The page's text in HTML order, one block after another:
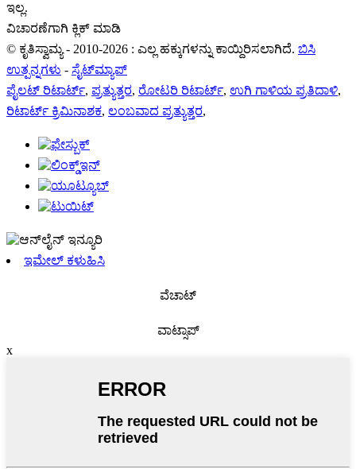
ಇಲ್ಲ.
ವಿಚಾರಣೆಗಾಗಿ ಕ್ಲಿಕ್ ಮಾಡಿ
© ಕೃತಿಸ್ವಾಮ್ಯ - 2010-2026 : ಎಲ್ಲ ಹಕ್ಕುಗಳನ್ನು ಕಾಯ್ದಿರಿಸಲಾಗಿದೆ. ಬಿಸಿ
ಉತ್ಪನ್ನಗಳು - ಸೈಟ್‌ಮ್ಯಾಪ್
ಪೈಲಟ್ ರಿಟಾರ್ಟ್, ಪ್ರತ್ಯುತ್ತರ, ರೋಟರಿ ರಿಟಾರ್ಟ್, ಉಗಿ ಗಾಳಿಯ ಪ್ರತಿದಾಳಿ,
ರಿಟಾರ್ಟ್ ಕ್ರಿಮಿನಾಶಕ, ಲಂಬವಾದ ಪ್ರತ್ಯುತ್ತರ,
ಇಮೇಲ್ ಕಳುಹಿಸಿ
ವೆಚಾಟ್
ವಾಟ್ಸಾಪ್
x